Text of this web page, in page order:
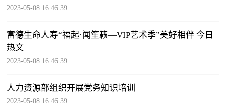
2023-05-08 16:46:39
富德生命人寿“福起·闻笙籁—VIP艺术季”美好相伴 今日
热文
2023-05-08 16:46:39
人力资源部组织开展党务知识培训
2023-05-08 16:46:39